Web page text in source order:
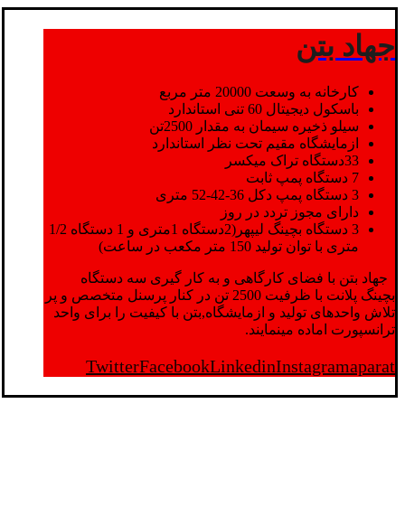
جهاد بتن
کارخانه به وسعت 20000 متر مربع
باسکول دیجیتال 60 تنی استاندارد
سیلو ذخیره سیمان به مقدار 2500تن
ازمایشگاه مقیم تحت نظر استاندارد
33دستگاه تراک میکسر
7 دستگاه پمپ ثابت
3 دستگاه پمپ دکل 36-42-52 متری
دارای مجوز تردد در روز
3 دستگاه بچینگ لیپهر(2دستگاه 1متری و 1 دستگاه 1/2
متری با توان تولید 150 متر مکعب در ساعت)
جهاد بتن با فضای کارگاهی و به کار گیری سه دستگاه
بچینگ پلانت با ظرفیت 2500 تن در کنار پرسنل متخصص و پر
تلاش واحدهای تولید و ازمایشگاه,بتن با کیفیت را برای واحد
ترانسپورت اماده مینمایند.
TwitterFacebookLinkedinInstagramaparat